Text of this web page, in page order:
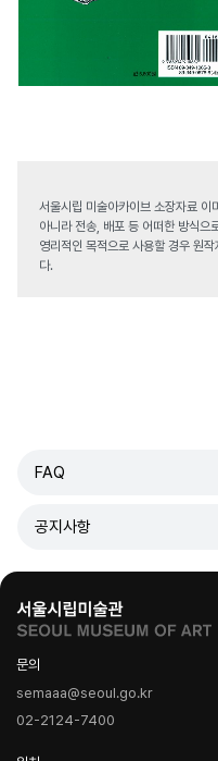
서울시립 미술아카이브 소장자료 이
아니라 전송, 배포 등 어떠한 방식으
영리적인 목적으로 사용할 경우 원
다.
FAQ
공지사항
문의
semaaa@seoul.go.kr
02-2124-7400